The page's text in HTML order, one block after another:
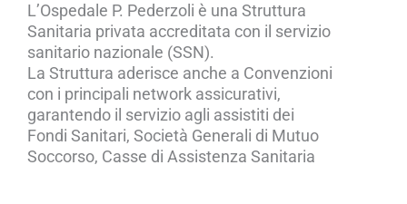
L’Ospedale P. Pederzoli è una Struttura
Sanitaria privata accreditata con il servizio
sanitario nazionale (SSN).
La Struttura aderisce anche a Convenzioni
con i principali network assicurativi,
garantendo il servizio agli assistiti dei
Fondi Sanitari, Società Generali di Mutuo
Soccorso, Casse di Assistenza Sanitaria